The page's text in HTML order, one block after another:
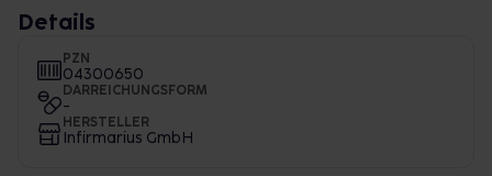
Details
PZN
04300650
DARREICHUNGSFORM
-
HERSTELLER
Infirmarius GmbH